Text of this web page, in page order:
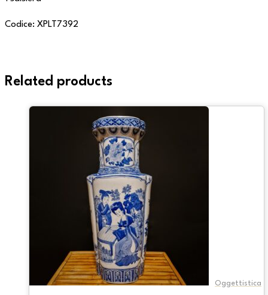
Codice: XPLT7392
Related products
Oggettistica